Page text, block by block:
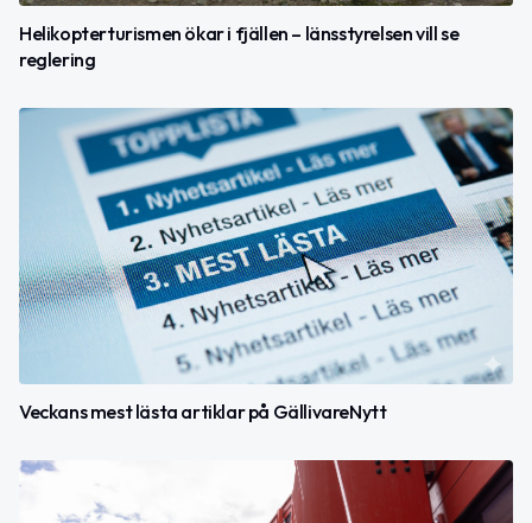
Helikopterturismen ökar i fjällen – länsstyrelsen vill se
reglering
Veckans mest lästa artiklar på GällivareNytt